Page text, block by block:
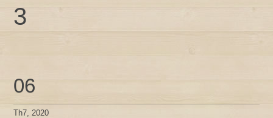
3
06
Th7, 2020